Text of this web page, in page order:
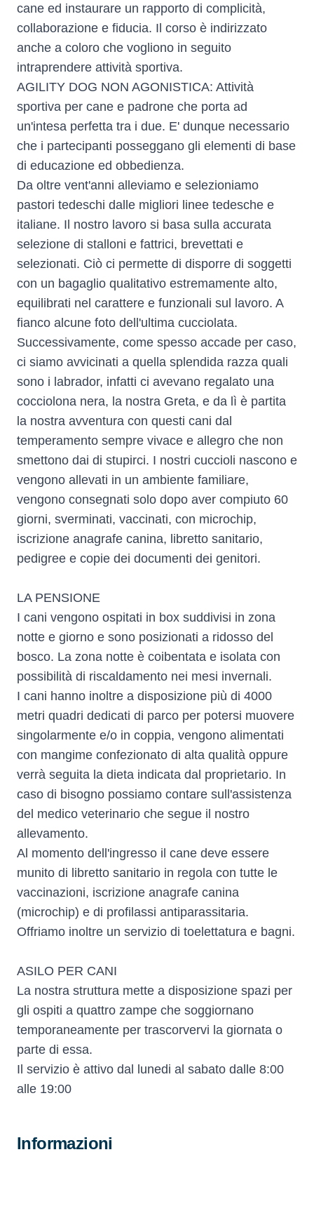
cane ed instaurare un rapporto di complicità,
collaborazione e fiducia. Il corso è indirizzato
anche a coloro che vogliono in seguito
intraprendere attività sportiva.
AGILITY DOG NON AGONISTICA: Attività
sportiva per cane e padrone che porta ad
un'intesa perfetta tra i due. E' dunque necessario
che i partecipanti posseggano gli elementi di base
di educazione ed obbedienza.
Da oltre vent'anni alleviamo e selezioniamo
pastori tedeschi dalle migliori linee tedesche e
italiane. Il nostro lavoro si basa sulla accurata
selezione di stalloni e fattrici, brevettati e
selezionati. Ciò ci permette di disporre di soggetti
con un bagaglio qualitativo estremamente alto,
equilibrati nel carattere e funzionali sul lavoro. A
fianco alcune foto dell'ultima cucciolata.
Successivamente, come spesso accade per caso,
ci siamo avvicinati a quella splendida razza quali
sono i labrador, infatti ci avevano regalato una
cocciolona nera, la nostra Greta, e da lì è partita
la nostra avventura con questi cani dal
temperamento sempre vivace e allegro che non
smettono dai di stupirci. I nostri cuccioli nascono e
vengono allevati in un ambiente familiare,
vengono consegnati solo dopo aver compiuto 60
giorni, sverminati, vaccinati, con microchip,
iscrizione anagrafe canina, libretto sanitario,
pedigree e copie dei documenti dei genitori.
LA PENSIONE
I cani vengono ospitati in box suddivisi in zona
notte e giorno e sono posizionati a ridosso del
bosco. La zona notte è coibentata e isolata con
possibilità di riscaldamento nei mesi invernali.
I cani hanno inoltre a disposizione più di 4000
metri quadri dedicati di parco per potersi muovere
singolarmente e/o in coppia, vengono alimentati
con mangime confezionato di alta qualità oppure
verrà seguita la dieta indicata dal proprietario. In
caso di bisogno possiamo contare sull'assistenza
del medico veterinario che segue il nostro
allevamento.
Al momento dell'ingresso il cane deve essere
munito di libretto sanitario in regola con tutte le
vaccinazioni, iscrizione anagrafe canina
(microchip) e di profilassi antiparassitaria.
Offriamo inoltre un servizio di toelettatura e bagni.
ASILO PER CANI
La nostra struttura mette a disposizione spazi per
gli ospiti a quattro zampe che soggiornano
temporaneamente per trascorvervi la giornata o
parte di essa.
Il servizio è attivo dal lunedi al sabato dalle 8:00
alle 19:00
Informazioni